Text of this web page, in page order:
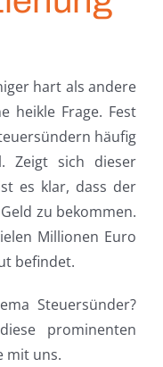
hart als andere
heikle Frage. Fest
häufig
Zeigt sich dieser
es klar, dass der
zu bekommen.
Millionen Euro
befindet.
Steuersünder?
prominenten
mit uns.